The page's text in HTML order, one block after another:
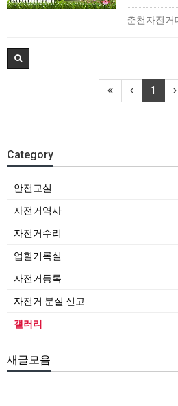
춘천자전거
1
Category
안전교실
자전거역사
자전거수리
업힐기록실
자전거등록
자전거 분실 신고
갤러리
새글모음